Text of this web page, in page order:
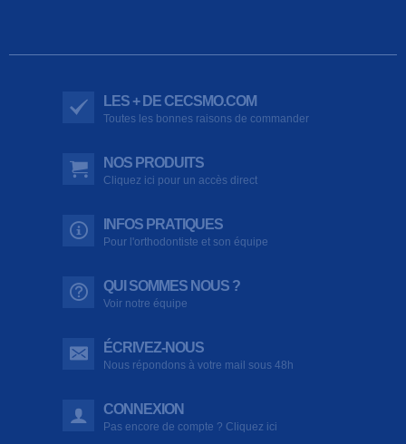
LES + DE CECSMO.COM
Toutes les bonnes raisons de commander
NOS PRODUITS
Cliquez ici pour un accès direct
INFOS PRATIQUES
Pour l'orthodontiste et son équipe
QUI SOMMES NOUS ?
Voir notre équipe
ÉCRIVEZ-NOUS
Nous répondons à votre mail sous 48h
CONNEXION
Pas encore de compte ? Cliquez ici